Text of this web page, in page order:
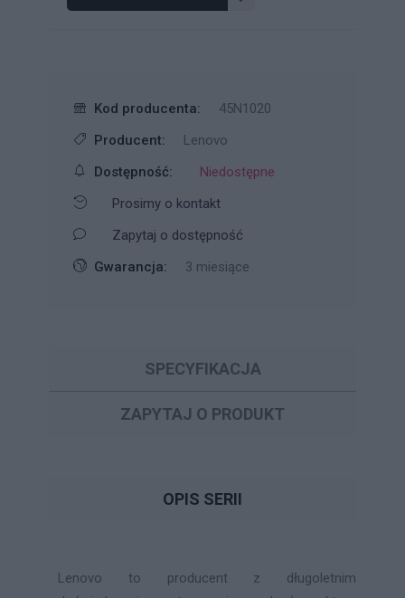
Kod producenta:
45N1020
Producent:
Lenovo
Dostępność:
Niedostępne
Prosimy o kontakt
Zapytaj o dostępność
Gwarancja:
3 miesiące
SPECYFIKACJA
ZAPYTAJ O PRODUKT
OPIS SERII
Lenovo to producent z długoletnim